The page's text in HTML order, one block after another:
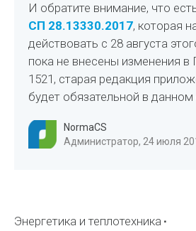
И обратите внимание, что
СП 28.13330.2017, которая
действовать с 28 августа
пока не внесены изменения в
1521, старая редакция
будет обязательной в данном
NormaCS
Администратор, 24 июля
Энергетика и теплотехника